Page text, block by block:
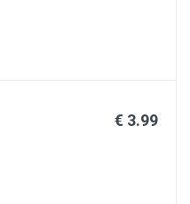
€ 3.99